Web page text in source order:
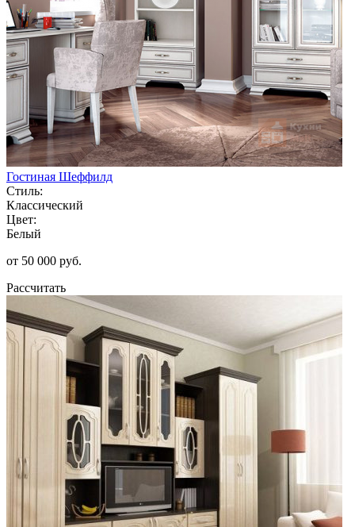
Гостиная Шеффилд
Стиль:
Классический
Цвет:
Белый
от 50 000 руб.
Рассчитать